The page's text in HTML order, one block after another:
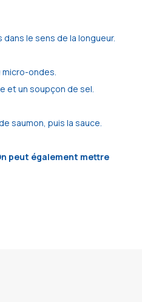
le sens de la longueur.
micro-ondes.
et un soupçon de sel.
saumon, puis la sauce.
peut également mettre